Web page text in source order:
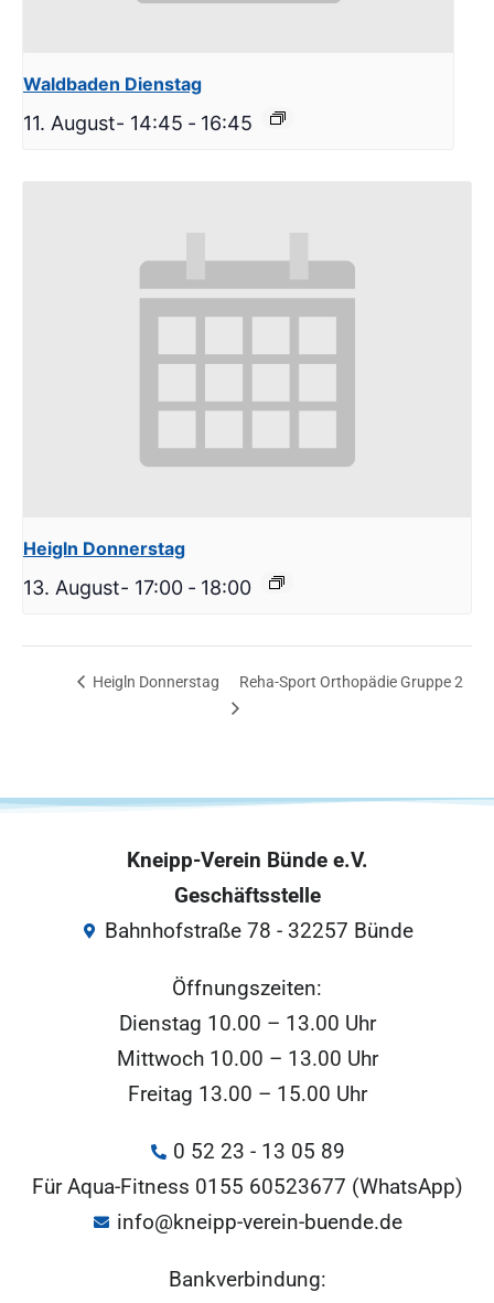
Waldbaden Dienstag
11. August- 14:45 - 16:45
Heigln Donnerstag
13. August- 17:00 - 18:00
Heigln Donnerstag Reha-Sport Orthopädie Gruppe 2
Kneipp-Verein Bünde e.V.
Geschäftsstelle
Bahnhofstraße 78 - 32257 Bünde
Öffnungszeiten:
Dienstag 10.00 – 13.00 Uhr
Mittwoch 10.00 – 13.00 Uhr
Freitag 13.00 – 15.00 Uhr
0 52 23 - 13 05 89
Für Aqua-Fitness 0155 60523677 (WhatsApp)
info@kneipp-verein-buende.de
Bankverbindung: